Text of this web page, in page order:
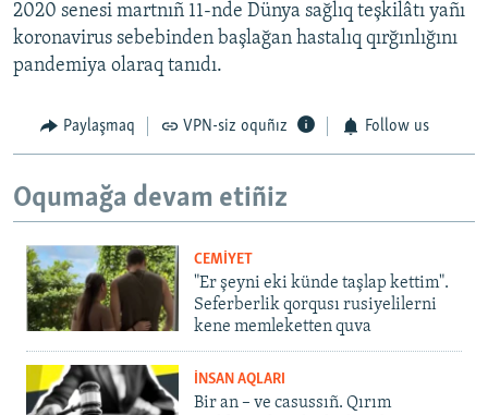
2020 senesi martnıñ 11-nde Dünya sağlıq teşkilâtı yañı
koronavirus sebebinden başlağan hastalıq qırğınlığını
pandemiya olaraq tanıdı.
Paylaşmaq VPN-siz oquñız Follow us
Oqumağa devam etiñiz
CEMİYET
"Er şeyni eki künde taşlap kettim".
Seferberlik qorqusı rusiyelilerni
kene memleketten quva
İNSAN AQLARI
Bir an – ve casussıñ. Qırım